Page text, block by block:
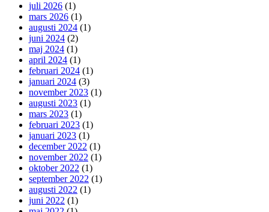
juli 2026 (1)
mars 2026 (1)
augusti 2024 (1)
juni 2024 (2)
maj 2024 (1)
april 2024 (1)
februari 2024 (1)
januari 2024 (3)
november 2023 (1)
augusti 2023 (1)
mars 2023 (1)
februari 2023 (1)
januari 2023 (1)
december 2022 (1)
november 2022 (1)
oktober 2022 (1)
september 2022 (1)
augusti 2022 (1)
juni 2022 (1)